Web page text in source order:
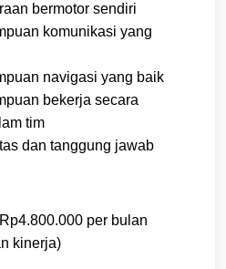
bermotor sendiri
komunikasi yang
navigasi yang baik
bekerja secara
tim
dan tanggung jawab
per bulan
kinerja)